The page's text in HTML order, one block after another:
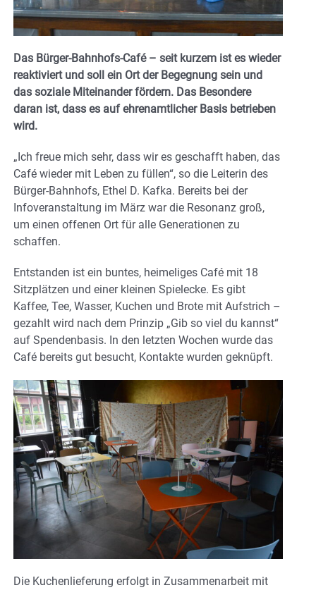
Das Bürger-Bahnhofs-Café – seit kurzem ist es wieder
reaktiviert und soll ein Ort der Begegnung sein und
das soziale Miteinander fördern. Das Besondere
daran ist, dass es auf ehrenamtlicher Basis betrieben
wird.
„Ich freue mich sehr, dass wir es geschafft haben, das
Café wieder mit Leben zu füllen“, so die Leiterin des
Bürger-Bahnhofs, Ethel D. Kafka. Bereits bei der
Infoveranstaltung im März war die Resonanz groß,
um einen offenen Ort für alle Generationen zu
schaffen.
Entstanden ist ein buntes, heimeliges Café mit 18
Sitzplätzen und einer kleinen Spielecke. Es gibt
Kaffee, Tee, Wasser, Kuchen und Brote mit Aufstrich –
gezahlt wird nach dem Prinzip „Gib so viel du kannst“
auf Spendenbasis. In den letzten Wochen wurde das
Café bereits gut besucht, Kontakte wurden geknüpft.
Die Kuchenlieferung erfolgt in Zusammenarbeit mit